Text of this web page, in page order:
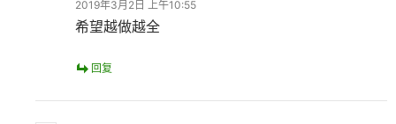
2019年3月2日 上午10:55
希望越做越全
回复